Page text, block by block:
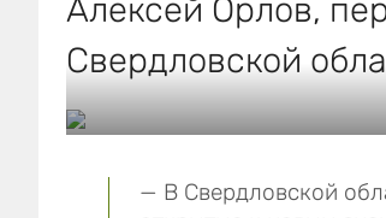
Алексей Орлов,
Свердловской
— В Свердловской